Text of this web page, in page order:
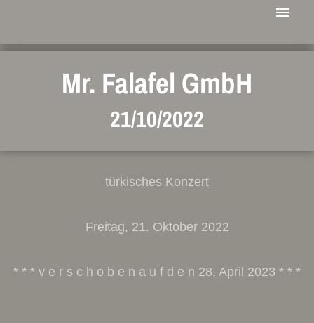
Mr. Falafel GmbH
21/10/2022
türkisches Konzert
Freitag, 21. Oktober 2022
* * * v e r s c h o b e n a u f d e n 28. April 2023 * * *